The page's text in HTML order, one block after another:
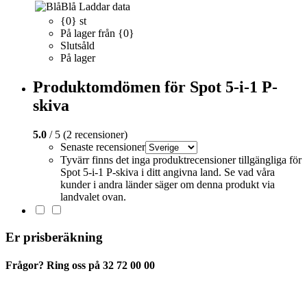
Blå Laddar data
{0} st
På lager från {0}
Slutsåld
På lager
Produktomdömen för Spot 5-i-1 P-
skiva
5.0 / 5 (2 recensioner)
Senaste recensioner
Tyvärr finns det inga produktrecensioner tillgängliga för
Spot 5-i-1 P-skiva i ditt angivna land. Se vad våra
kunder i andra länder säger om denna produkt via
landvalet ovan.
Er prisberäkning
Frågor? Ring oss på 32 72 00 00